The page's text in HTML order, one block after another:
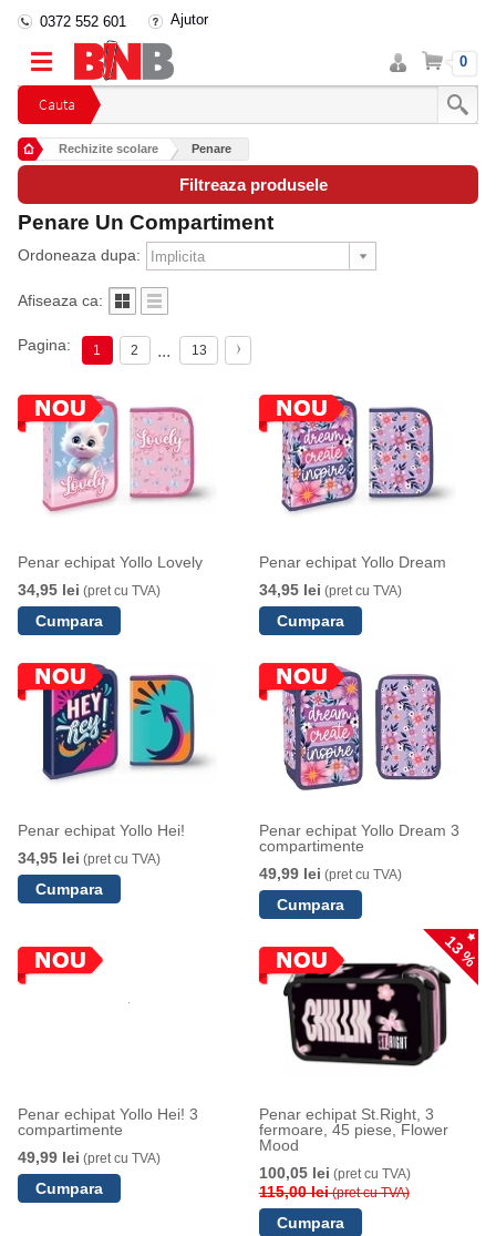
Cauta
0372 552 601 Ajutor
Intra
in
cont
Cos 0
Rechizite scolare Penare
Filtreaza produsele
Penare Un Compartiment
Ordoneaza dupa:
Afiseaza ca:
Pagina: 1 2 ... 13
Penar echipat Yollo Lovely
34,95 lei (pret cu TVA)
Penar echipat Yollo Dream
34,95 lei (pret cu TVA)
Penar echipat Yollo Hei!
34,95 lei (pret cu TVA)
Penar echipat Yollo Dream 3
compartimente
49,99 lei (pret cu TVA)
Penar echipat Yollo Hei! 3
compartimente
49,99 lei (pret cu TVA)
13 %
Penar echipat St.Right, 3
fermoare, 45 piese, Flower
Mood
100,05 lei (pret cu TVA)
115,00 lei(pret cu TVA)